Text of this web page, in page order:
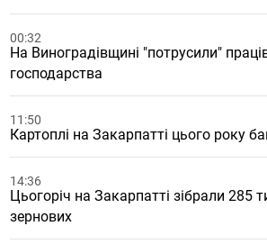
00:32
На Виноградівщині "потрусили"
господарства
11:50
Картоплі на Закарпатті цього року
14:36
Цьогоріч на Закарпатті зібрали 285
зернових